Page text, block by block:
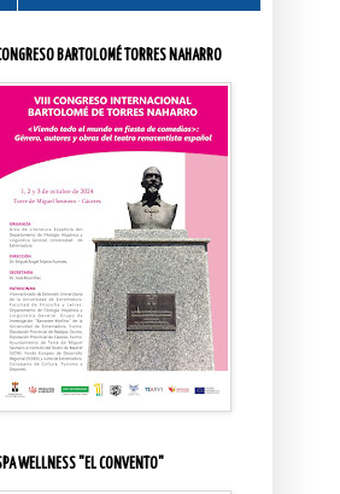
BARTOLOMÉ TORRES NAHARRO
WELLNESS "EL CONVENTO"